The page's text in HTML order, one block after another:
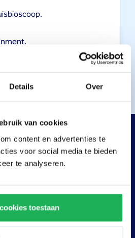
Details Over
van cookies
content en advertenties te
voor social media te bieden
te analyseren.
toestaan
in Nederland
kinderen
vol verrassingen en is een
kinderen. Knuffelen met
zwemmen, knutselen bij